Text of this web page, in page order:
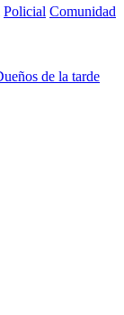
Policial Comunidad
de la tarde